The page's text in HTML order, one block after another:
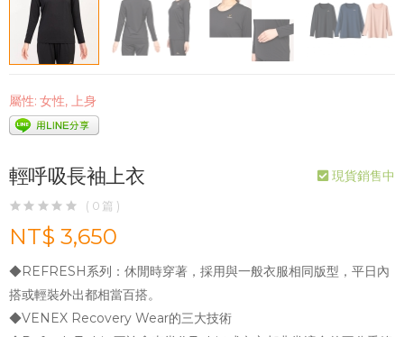
屬性: 女性, 上身
現貨銷售中
輕呼吸長袖上衣
( 0 篇 )
NT$ 3,650
◆REFRESH系列：休閒時穿著，採用與一般衣服相同版型，平日內
搭或輕裝外出都相當百搭。
◆VENEX Recovery Wear的三大技術